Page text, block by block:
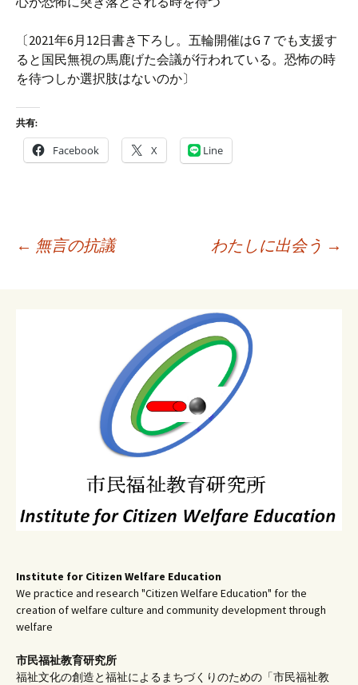
〔2021年6月12日書き下ろし。五輪開催はG７でも支援す
ると国民無視の馬鹿げた会議が行われている。恐怖の時
を待つしか選択肢はないのか〕
共有:
Facebook X Line
← 無言の抗議 わたしに出会う →
Institute for Citizen Welfare Education
We practice and research "Citizen Welfare Education" for the
creation of welfare culture and community development through
welfare
市民福祉教育研究所
福祉文化の創造と福祉によるまちづくりのための「市民福祉教